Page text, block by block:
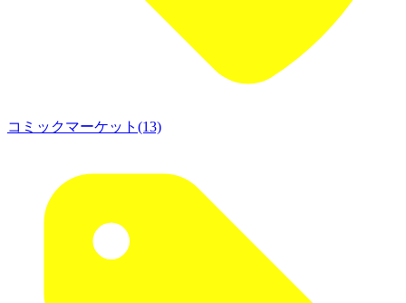
コミックマーケット(13)